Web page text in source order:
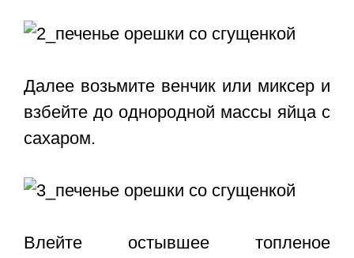
Далее возьмите венчик или миксер и
взбейте до однородной массы яйца с
сахаром.
Влейте остывшее топленое